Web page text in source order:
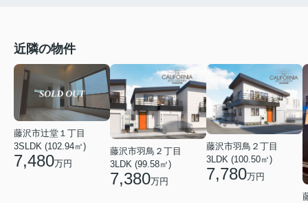
近隣の物件
藤沢市辻堂１丁目
3SLDK (102.94㎡)
7,480万円
藤沢市羽鳥２丁目
3LDK (99.58㎡)
7,380万円
藤沢市羽鳥２丁目
3LDK (100.50㎡)
7,780万円